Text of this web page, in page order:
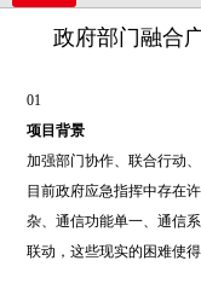
政府部门融合
01
项目背景
加强部门协作、联合行动
目前政府应急指挥中存在
杂、通信功能单一、通信
联动，这些现实的困难使